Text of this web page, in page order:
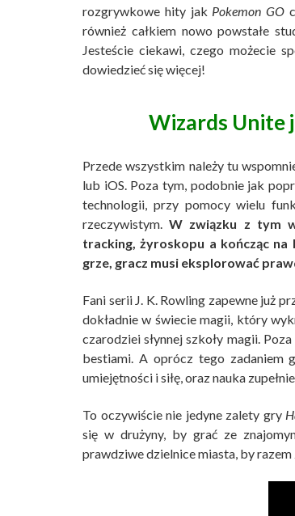
rozgrywkowe hity jak Pokemon GO
również całkiem nowo powstałe
Jesteście ciekawi, czego możecie
dowiedzieć się więcej!
Wizards Unite
Przede wszystkim należy tu
lub iOS. Poza tym, podobnie jak
technologii, przy pomocy wielu
rzeczywistym.W związku z tym
tracking, żyroskopu a kończąc
grze, gracz musi eksplorować
Fani serii J. K. Rowling zapewne już
dokładnie w świecie magii, który
czarodziei słynnej szkoły magii.
bestiami. A oprócz tego zadaniem
umiejętności i siłę, oraz nauka
To oczywiście nie jedyne zalety gry
się w drużyny, by grać ze
prawdziwe dzielnice miasta, by razem